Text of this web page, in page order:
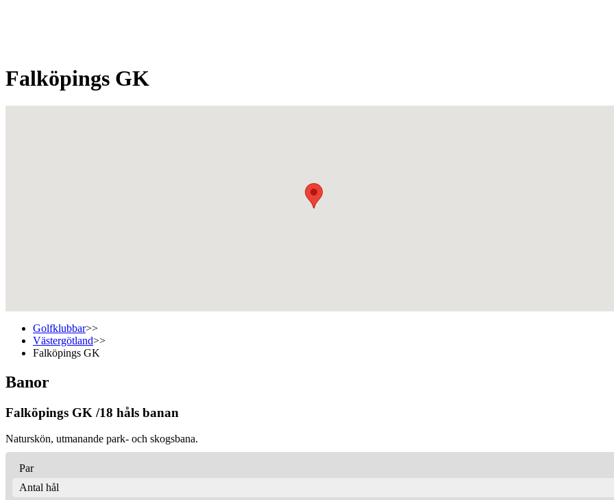
Falköpings GK
Golfklubbar>>
Västergötland>>
Falköpings GK
Banor
Falköpings GK /18 håls banan
Naturskön, utmanande park- och skogsbana.
Par
Antal hål